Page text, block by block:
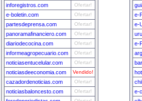
inforegistros.com Ofertar!
e-boletin.com Ofertar!
partesdeprensa.com Ofertar!
panoramafinanciero.com Ofertar!
diariodecocina.com Ofertar!
informeagropecuario.com Ofertar!
noticiasentucelular.com Ofertar!
noticiasdeeconomia.com Vendido!
cazadordenoticias.com Ofertar!
noticiasbaloncesto.com Ofertar!
e-
e-
e-
e-